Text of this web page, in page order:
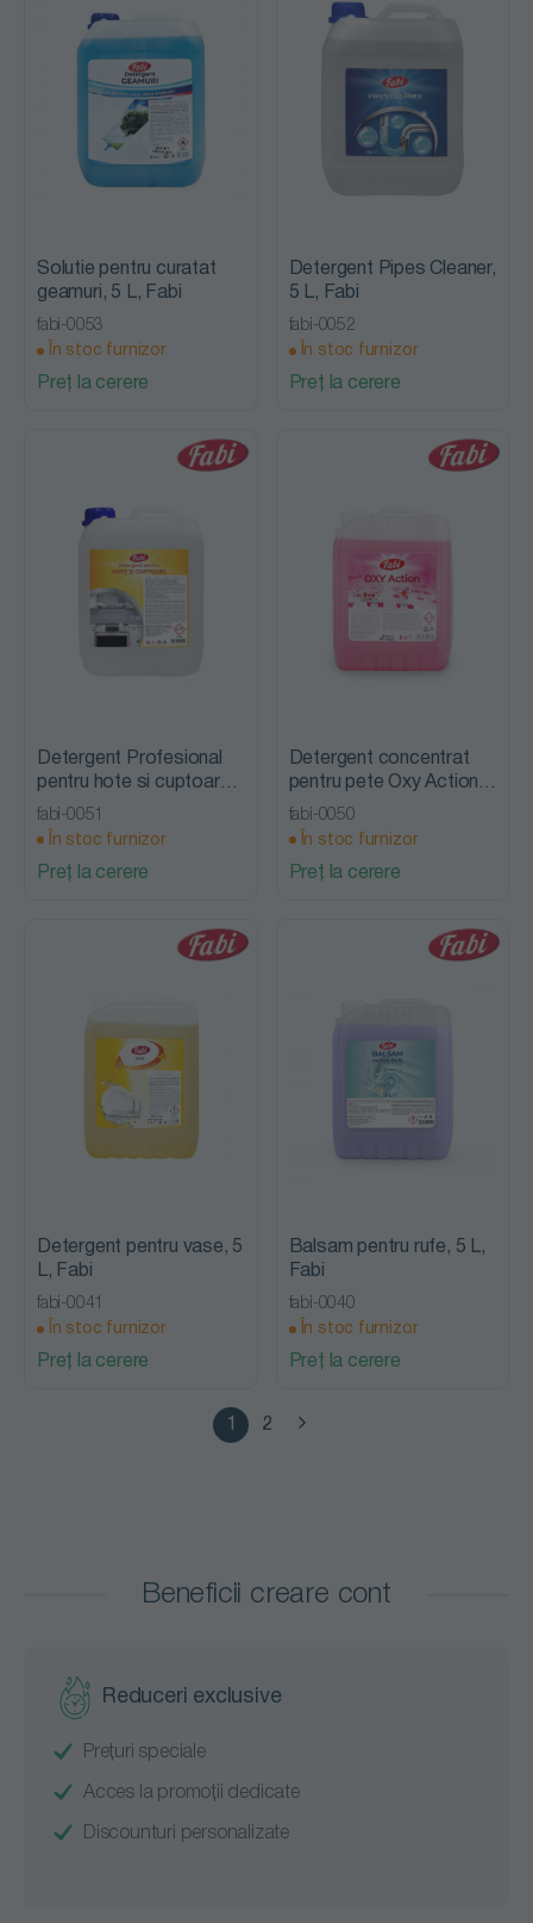
Solutie pentru curatat
geamuri, 5 L, Fabi
fabi-0053
În stoc furnizor
Preț la cerere
Detergent Pipes Cleaner,
5 L, Fabi
fabi-0052
În stoc furnizor
Preț la cerere
Detergent Profesional
pentru hote si cuptoare,
5 L, Fabi
fabi-0051
În stoc furnizor
Preț la cerere
Detergent concentrat
pentru pete Oxy Action,
5 L, Fabi
fabi-0050
În stoc furnizor
Preț la cerere
Detergent pentru vase, 5
L, Fabi
fabi-0041
În stoc furnizor
Preț la cerere
Balsam pentru rufe, 5 L,
Fabi
fabi-0040
În stoc furnizor
Preț la cerere
2
Beneficii creare cont
Reduceri exclusive
Prețuri speciale
Acces la promoții dedicate
Discounturi personalizate